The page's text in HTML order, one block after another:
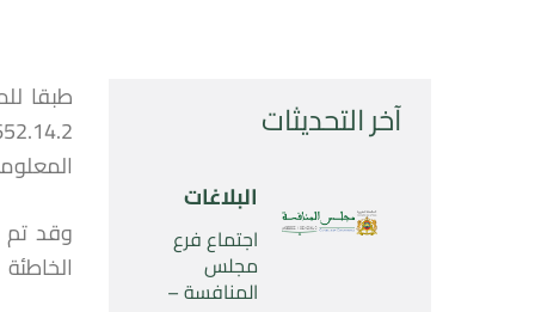
آخر التحديثات
البلاغات
اجتماع فرع
مجلس
المنافسة –
وقد تم